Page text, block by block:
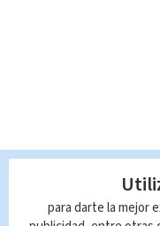
para darte la mejor